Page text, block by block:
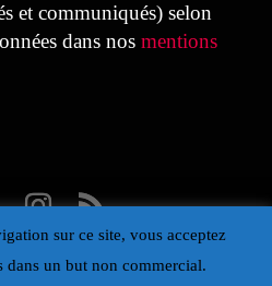
et communiqués) selon
dans nos mentions
pour la MDJ avec Divi
– Œil de la Maison
sur ce site, vous acceptez
dans un but non commercial.